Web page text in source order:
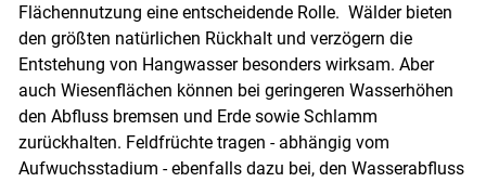
Flächennutzung eine entscheidende Rolle. Wälder bieten
den größten natürlichen Rückhalt und verzögern die
Entstehung von Hangwasser besonders wirksam. Aber
auch Wiesenflächen können bei geringeren Wasserhöhen
den Abfluss bremsen und Erde sowie Schlamm
zurückhalten. Feldfrüchte tragen - abhängig vom
Aufwuchsstadium - ebenfalls dazu bei, den Wasserabfluss